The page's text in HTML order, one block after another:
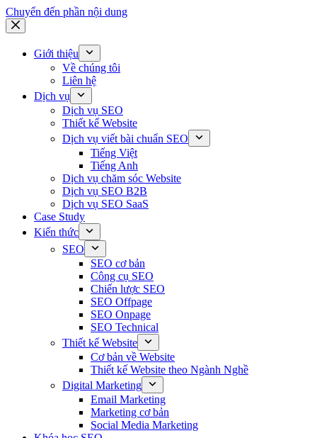
Chuyển đến phần nội dung
Giới thiệu
Về chúng tôi
Liên hệ
Dịch vụ
Dịch vụ SEO
Thiết kế Website
Dịch vụ viết bài chuẩn SEO
Tiếng Việt
Tiếng Anh
Dịch vụ chăm sóc Website
Dịch vụ SEO B2B
Dịch vụ SEO SaaS
Case Study
Kiến thức
SEO
SEO cơ bản
Công cụ SEO
Chiến lược SEO
SEO Offpage
SEO Onpage
SEO Technical
Thiết kế Website
Cơ bản về Website
Thiết kế Website theo Ngành Nghề
Digital Marketing
Email Marketing
Marketing cơ bản
Social Media Marketing